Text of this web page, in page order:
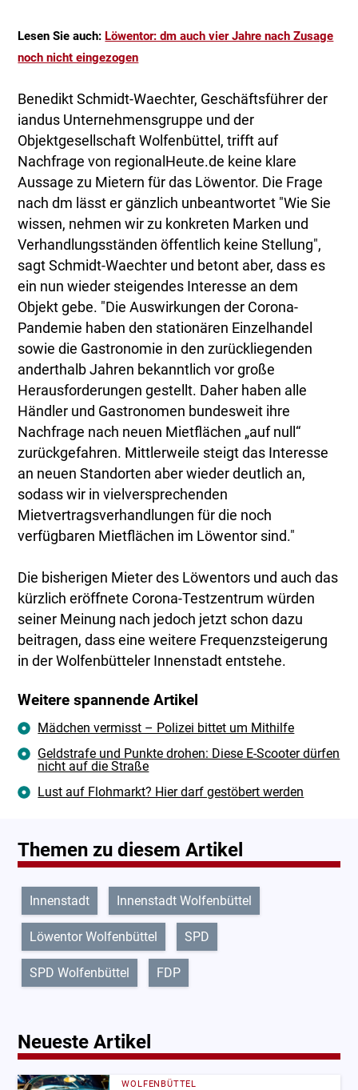
Lesen Sie auch: Löwentor: dm auch vier Jahre nach Zusage
noch nicht eingezogen
Benedikt Schmidt-Waechter, Geschäftsführer der
iandus Unternehmensgruppe und der
Objektgesellschaft Wolfenbüttel, trifft auf
Nachfrage von regionalHeute.de keine klare
Aussage zu Mietern für das Löwentor. Die Frage
nach dm lässt er gänzlich unbeantwortet "Wie Sie
wissen, nehmen wir zu konkreten Marken und
Verhandlungsständen öffentlich keine Stellung",
sagt Schmidt-Waechter und betont aber, dass es
ein nun wieder steigendes Interesse an dem
Objekt gebe. "Die Auswirkungen der Corona-
Pandemie haben den stationären Einzelhandel
sowie die Gastronomie in den zurückliegenden
anderthalb Jahren bekanntlich vor große
Herausforderungen gestellt. Daher haben alle
Händler und Gastronomen bundesweit ihre
Nachfrage nach neuen Mietflächen „auf null“
zurückgefahren. Mittlerweile steigt das Interesse
an neuen Standorten aber wieder deutlich an,
sodass wir in vielversprechenden
Mietvertragsverhandlungen für die noch
verfügbaren Mietflächen im Löwentor sind."
Die bisherigen Mieter des Löwentors und auch das
kürzlich eröffnete Corona-Testzentrum würden
seiner Meinung nach jedoch jetzt schon dazu
beitragen, dass eine weitere Frequenzsteigerung
in der Wolfenbütteler Innenstadt entstehe.
Weitere spannende Artikel
Mädchen vermisst – Polizei bittet um Mithilfe
Geldstrafe und Punkte drohen: Diese E-Scooter dürfen
nicht auf die Straße
Lust auf Flohmarkt? Hier darf gestöbert werden
Themen zu diesem Artikel
Innenstadt Innenstadt Wolfenbüttel
Löwentor Wolfenbüttel SPD
SPD Wolfenbüttel FDP
Neueste Artikel
WOLFENBÜTTEL